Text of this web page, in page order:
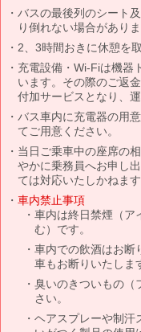
バスの最後列のシート
り倒れない場合がありま
2、3時間おきに休憩を取
充電設備・Wi-Fiは機器
います。その際のご返
付加サービスとなり、
バス車内に充電器の用
てご用意ください。
当日ご乗車中の座席の
やかに乗務員へお申し
ては対応いたしかねま
車内禁止事項
車内は終日禁煙（ア
む）です。
車内での飲酒はお断
車もお断りいたしま
臭いのきついもの（
さい。
ヘアスプレーや制汗